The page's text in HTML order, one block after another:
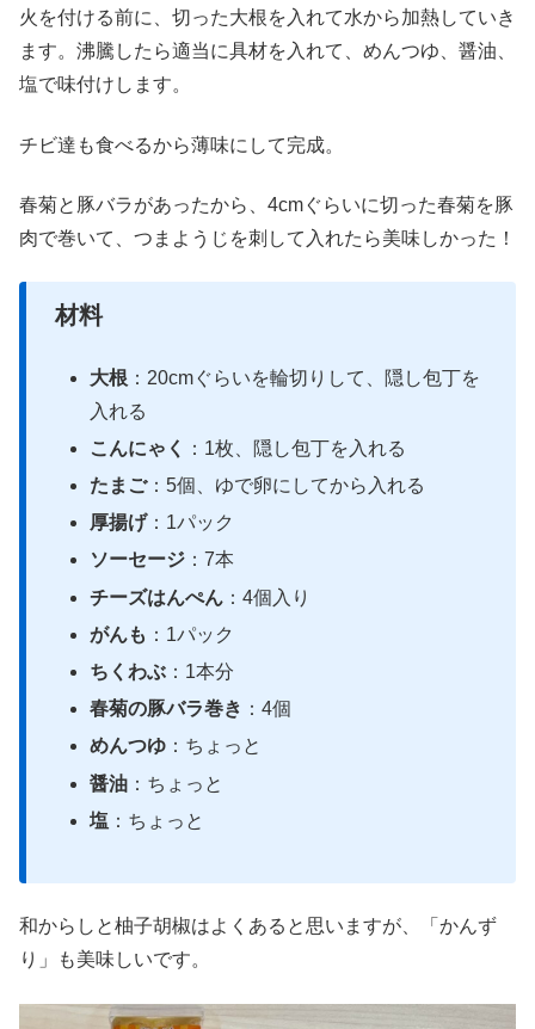
火を付ける前に、切った大根を入れて水から加熱していき
ます。沸騰したら適当に具材を入れて、めんつゆ、醤油、
塩で味付けします。
チビ達も食べるから薄味にして完成。
春菊と豚バラがあったから、4cmぐらいに切った春菊を豚
肉で巻いて、つまようじを刺して入れたら美味しかった！
材料
大根 ：20cmぐらいを輪切りして、隠し包丁を
入れる
こんにゃく
：1枚、隠し包丁を入れる
たまご：5個、ゆで卵にしてから入れる
厚揚げ：1パック
ソーセージ ：7本
チーズはんぺん ：4個入り
がんも ：1パック
ちくわぶ ：1本分
春菊の豚バラ巻き ：4個
めんつゆ ：ちょっと
醤油 ：ちょっと
塩 ：ちょっと
和からしと柚子胡椒はよくあると思いますが、「かんず
り」も美味しいです。